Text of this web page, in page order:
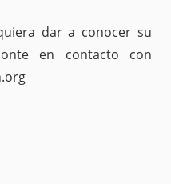
dar a conocer su
en contacto con